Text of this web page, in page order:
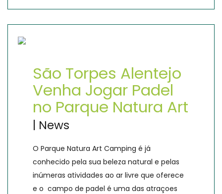
São Torpes Alentejo
Venha Jogar Padel
no Parque Natura Art
| News
O Parque Natura Art Camping é já
conhecido pela sua beleza natural e pelas
inúmeras atividades ao ar livre que oferece
e o campo de padel é uma das atraçoes